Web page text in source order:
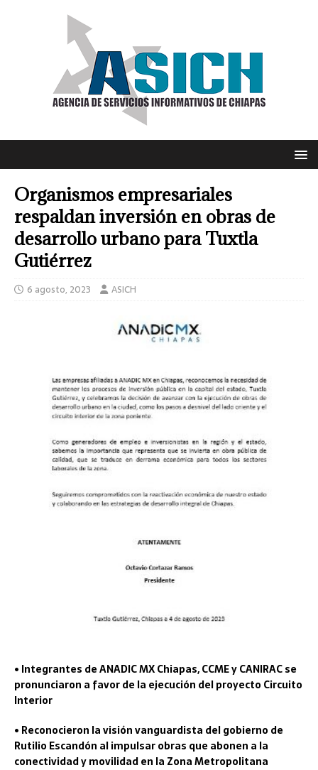
Organismos empresariales
respaldan inversión en obras de
desarrollo urbano para Tuxtla
Gutiérrez
6 agosto, 2023 ASICH
• Integrantes de ANADIC MX Chiapas, CCME y CANIRAC se
pronunciaron a favor de la ejecución del proyecto Circuito
Interior
• Reconocieron la visión vanguardista del gobierno de
Rutilio Escandón al impulsar obras que abonen a la
conectividad y movilidad en la Zona Metropolitana